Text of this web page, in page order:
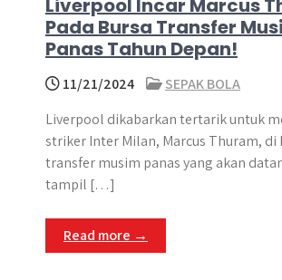
Liverpool Incar Marcus
Pada Bursa Transfer
Panas Tahun Depan!
11/21/2024
SEPAK BOLA
Liverpool dikabarkan tertarik untuk
striker Inter Milan, Marcus Thuram, di
transfer musim panas yang akan
tampil […]
Read more →